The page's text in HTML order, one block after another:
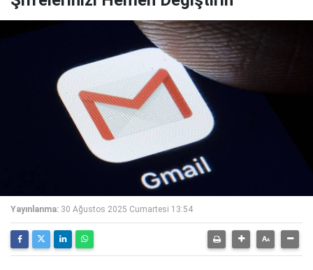
Yayınlanma: 30 Ağustos 2025 Cumartesi 13:54